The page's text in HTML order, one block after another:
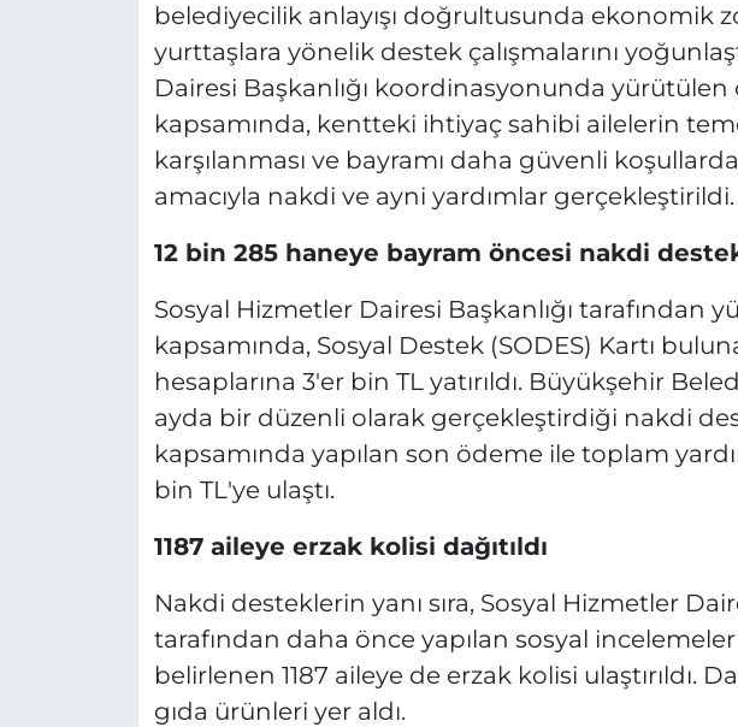
belediyecilik anlayışı doğrultusunda ekonomik
yurttaşlara yönelik destek çalışmalarını
Dairesi Başkanlığı koordinasyonunda yürütülen
kapsamında, kentteki ihtiyaç sahibi ailelerin
karşılanması ve bayramı daha güvenli
amacıyla nakdi ve ayni yardımlar gerçekleştirildi.
12 bin 285 haneye bayram öncesi nakdi
Sosyal Hizmetler Dairesi Başkanlığı tarafından
kapsamında, Sosyal Destek (SODES) Kartı
hesaplarına 3'er bin TL yatırıldı. Büyükşehir
ayda bir düzenli olarak gerçekleştirdiği nakdi
kapsamında yapılan son ödeme ile toplam
bin TL'ye ulaştı.
1187 aileye erzak kolisi dağıtıldı
Nakdi desteklerin yanı sıra, Sosyal Hizmetler
tarafından daha önce yapılan sosyal
belirlenen 1187 aileye de erzak kolisi ulaştırıldı.
gıda ürünleri yer aldı.